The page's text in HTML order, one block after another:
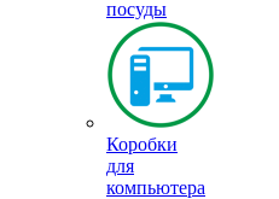
посуды
Коробки
для
компьютера